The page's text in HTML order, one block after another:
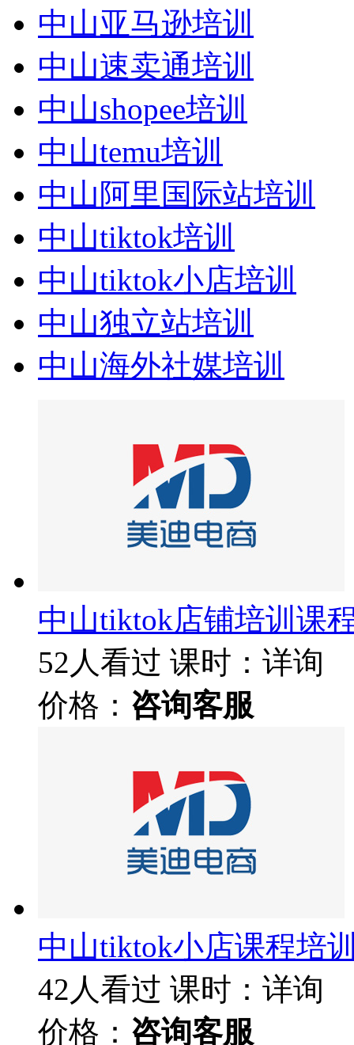
中山亚马逊培训
中山速卖通培训
中山shopee培训
中山temu培训
中山阿里国际站培训
中山tiktok培训
中山tiktok小店培训
中山独立站培训
中山海外社媒培训
中山tiktok店铺培训课
52人看过 课时：详询
价格： 咨询客服
中山tiktok小店课程培
42人看过 课时：详询
价格： 咨询客服